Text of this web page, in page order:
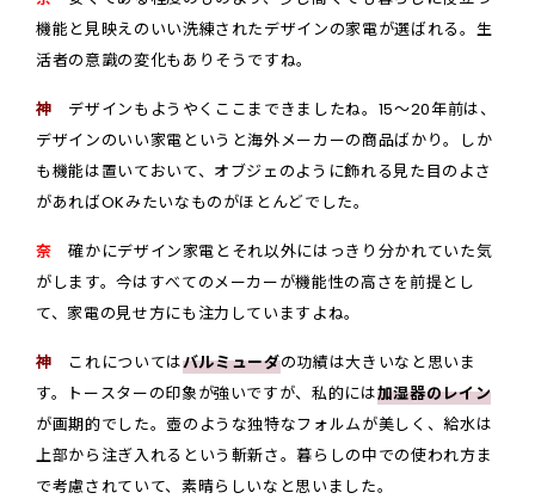
機能と見映えのいい洗練されたデザインの家電が選ばれる。生
活者の意識の変化もありそうですね。
神 デザインもようやくここまできましたね。15〜20年前は、
デザインのいい家電というと海外メーカーの商品ばかり。しか
も機能は置いておいて、オブジェのように飾れる見た目のよさ
があればOKみたいなものがほとんどでした。
奈 確かにデザイン家電とそれ以外にはっきり分かれていた気
がします。今はすべてのメーカーが機能性の高さを前提とし
て、家電の見せ方にも注力していますよね。
神 これについてはバルミューダの功績は大きいなと思いま
す。トースターの印象が強いですが、私的には加湿器のレイン
が画期的でした。壺のような独特なフォルムが美しく、給水は
上部から注ぎ入れるという斬新さ。暮らしの中での使われ方ま
で考慮されていて、素晴らしいなと思いました。